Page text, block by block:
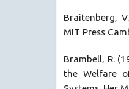
Braitenberg,
MIT Press
Brambell, R.
the Welfare